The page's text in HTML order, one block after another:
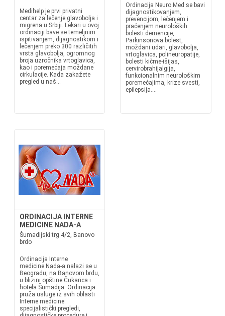
Medihelp je prvi privatni
centar za lečenje glavobolja i
migrena u Srbiji. Lekari u ovoj
ordinaciji bave se temeljnim
ispitivanjem, dijagnostikom i
lečenjem preko 300 različitih
vrsta glavobolja, ogromnog
broja uzročnika vrtoglavica,
kao i poremećaja moždane
cirkulacije. Kada zakažete
pregled u naš...
Ordinacija Neuro.Med se bavi
dijagnostikovanjem,
prevencijom, lečenjem i
praćenjem neuroloških
bolesti:demencije,
Parkinsonova bolest,
moždani udari, glavobolja,
vrtoglavica, polineuropatije,
bolesti kičme-išijas,
cervirobrahijalgija,
funkcionalnim neurološkim
poremećajima, krize svesti,
epilepsija....
ORDINACIJA INTERNE
MEDICINE NADA-A
Šumadijski trg 4/2, Banovo
brdo
Ordinacija Interne
medicine Nada-a nalazi se u
Beogradu, na Banovom brdu,
u blizini opštine Čukarica i
hotela Šumadija. Ordinacija
pruža usluge iz svih oblasti
Interne medicine:
specijalistički pregledi,